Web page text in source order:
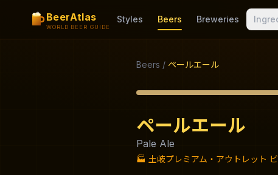
BeerAtlas
WORLD BEER GUIDE
Styles Beers Breweries
Beers / ペールエール
ペールエール
Pale Ale
🏭 土岐プレミアム・アウトレット